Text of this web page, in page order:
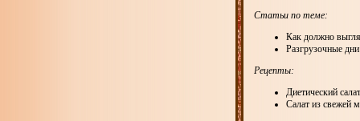
Статьи по теме:
Как должно
Разгрузочные дни
Рецепты:
Диетический
Салат из свежей